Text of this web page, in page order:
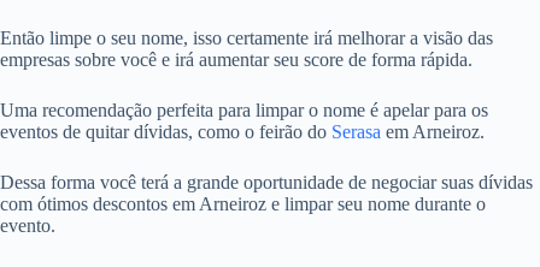
Então limpe o seu nome, isso certamente irá melhorar a visão das
empresas sobre você e irá aumentar seu score de forma rápida.
Uma recomendação perfeita para limpar o nome é apelar para os
eventos de quitar dívidas, como o feirão do Serasa em Arneiroz.
Dessa forma você terá a grande oportunidade de negociar suas dívidas
com ótimos descontos em Arneiroz e limpar seu nome durante o
evento.